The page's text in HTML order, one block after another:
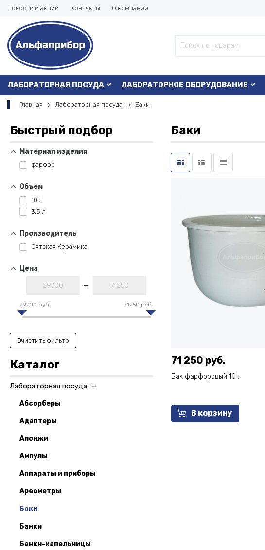
Новости и акции Контакты О компании
ЛАБОРАТОРНАЯ ПОСУДА ЛАБОРАТОРНОЕ ОБОРУДОВАНИЕ
Главная Лабораторная посуда Баки
Быстрый подбор
Материал изделия
фарфор
Объем
10 л
3,5 л
Производитель
Оятская Керамика
Цена
—
29700 руб. 71250 руб.
Очистить фильтр
Каталог
Лабораторная посуда
Абсорберы
Адаптеры
Алонжи
Ампулы
Аппараты и приборы
Ареометры
Баки
Банки
Банки-капельницы
Баки
71 250 руб.
Бак фарфоровый 10 л
В корзину